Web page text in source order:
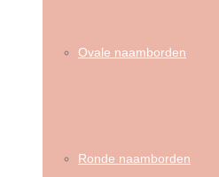
Ovale naamborden
Ronde naamborden